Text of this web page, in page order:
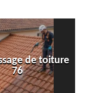
toiture 76